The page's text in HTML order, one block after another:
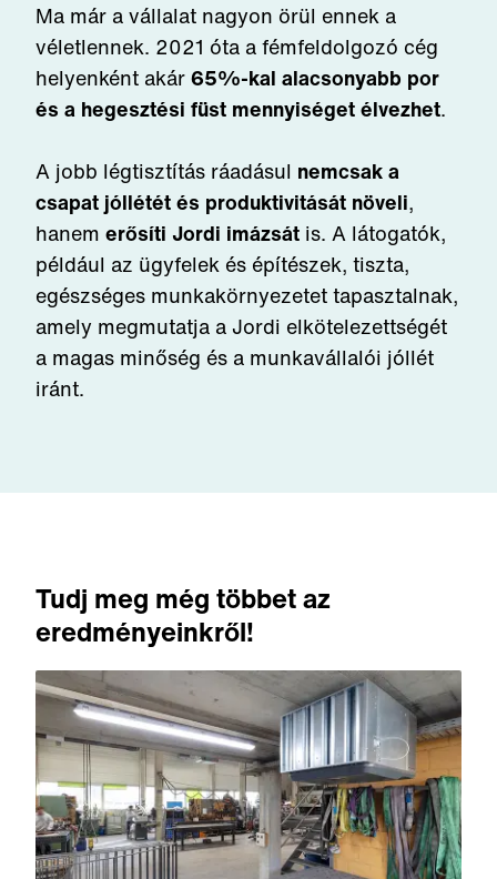
Ma már a vállalat nagyon örül ennek a
véletlennek. 2021 óta a fémfeldolgozó cég
helyenként akár65%-kal alacsonyabb por
és a hegesztési füst mennyiséget élvezhet.
A jobb légtisztítás ráadásul nemcsak a
csapat jóllétét és produktivitását növeli,
hanem erősíti Jordi imázsát is. A látogatók,
például az ügyfelek és építészek, tiszta,
egészséges munkakörnyezetet tapasztalnak,
amely megmutatja a Jordi elkötelezettségét
a magas minőség és a munkavállalói jóllét
iránt.
Tudj meg még többet az
eredményeinkről!